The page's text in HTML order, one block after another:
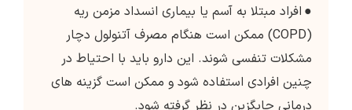
● افراد مبتلا به آسم یا بیماری انسداد مزمن ریه
(COPD) ممکن است هنگام مصرف آتنولول دچار
مشکلات تنفسی شوند. این دارو باید با احتیاط در
چنین افرادی استفاده شود و ممکن است گزینه های